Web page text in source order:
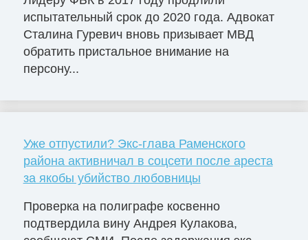
испытательный срок до 2020 года. Адвокат
Сталина Гуревич вновь призывает МВД
обратить пристальное внимание на
персону...
Уже отпустили? Экс-глава Раменского
района активничал в соцсети после ареста
за якобы убийство любовницы
Проверка на полиграфе косвенно
подтвердила вину Андрея Кулакова,